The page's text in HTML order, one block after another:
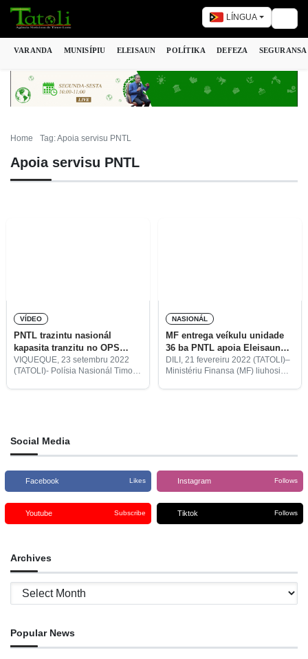
LÍNGUA
VARANDA MUNISÍPIU ELEISAUN POLÍTIKA DEFEZA SEGURANSA
Home Tag: Apoia servisu PNTL
Apoia servisu PNTL
VÍDEO
PNTL trazintu nasionál
kapasita tranzitu no OPS
Viqueque
VIQUEQUE, 23 setembru 2022
(TATOLI)- Polísia Nasionál Timor
nian
NASIONÁL
MF entrega veíkulu unidade
36 ba PNTL apoia Eleisaun
Prezidensiál
DILI, 21 fevereiru 2022 (TATOLI)–
Ministériu Finansa (MF) liuhosi
Social Media
Facebook Likes Instagram Follows
Youtube Subscribe Tiktok Follows
Archives
Archives
Popular News